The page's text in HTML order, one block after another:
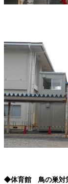
◆体育館 鳥の巣対